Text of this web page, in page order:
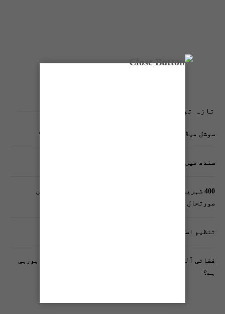
تازہ ترین پوسٹس
سوشل میڈیا پر وکڑی پوسٹ ڈیجیٹل شناخت کیلیے خطرہ؟
سندھ میں گاڑیوں کی انشورنس لازمی قرار
400 شہریوں کیلئے ایک پولیس اہلکار لازمی، کراچی میں
صورتحال کیا ہے؟
تنظیم اسلامی کے زیرِ اہتمام ملک گیر آگاہی مہم!
فضائی آلودگی انسانی دماغ کیلیے کیسے خطرناک ثابت ہورہی
ہے؟